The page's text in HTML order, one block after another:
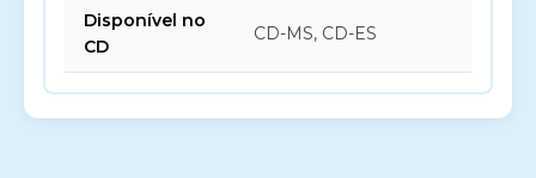
Disponível no
CD
CD-MS, CD-ES